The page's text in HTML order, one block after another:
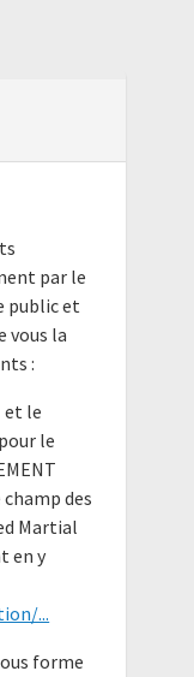
par le
public et
vous la
:
et le
le
des
Martial
en y
...
forme